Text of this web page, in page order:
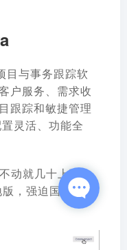
与事务跟踪软
户服务、需求收
跟踪和敏捷管理
灵活、功能全
动就几十上百
，强迫国内用户